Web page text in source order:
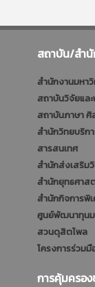
สถาบัน/สำ
สำนักงานมหา
สถาบันวิจัยแล
สถาบันภาษา ศิ
สำนักวิทยบริกา
สารสนเทศ
สำนักส่งเสริมวิ
สำนักยุทธศาส
สำนักกิจการพิ
ศูนย์พัฒนาทุน
สวนดุสิตโพล
โครงการร่วม
การคุ้มครอ